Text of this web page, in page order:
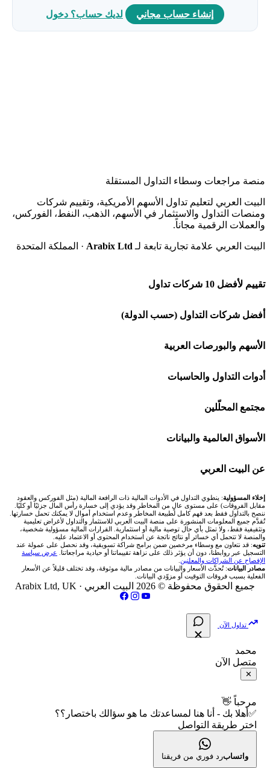
إنشاء حساب مجاني لديك حساب؟ دخول
منصة مراجعات وسطاء التداول المستقلة
البيت العربي لتعليم تداول الأسهم الأمريكية، وتقييم شركات
ومنصات التداول والاستثمار في الأسهم، الذهب، النفط، الفوركس،
والعملات الرقمية مجاناً.
البيت العربي علامة تجارية تابعة لـ Arabix Ltd · المملكة المتحدة
تقييم لأفضل 10 شركات تداول
شركة Capital.com
افاتريد AvaTrade
اكسنس Exness
منصة بينانس
اكس تي بي XTB
انتراكتيف بروكرز IBKR
أفضل شركات التداول (حسب الدولة)
شركات تداول في السعودية
شركات تداول في الإمارات
شركات تداول في الكويت
شركات تداول في قطر
شركات تداول في الأردن
شركات تداول في العراق
شركات تداول في فلسطين
الأسهم والبورصات العربية
🌍 كل البورصات العربية
🇸🇦 السوق السعودية
🇦🇪 أسواق الإمارات
🇪🇬 البورصة المصرية
🇶🇦 بورصة قطر
🇯🇴 بورصة عمّان
🇧🇭 بورصة البحرين
فلتر الأسهم الشرعي
📋 جميع الأسهم
🕌 الأسهم الحلال
👨‍🏫 العلماء والهيئات الشرعية
أدوات التداول والحاسبات
🕌 حاسبة الزكاة
💱 محول العملات
🧮 حاسبة حجم اللوت
📊 حاسبة قيمة النقطة
💰 حاسبة ربح الفوركس
📌 حاسبة النقاط المحورية
📏 حاسبة حجم المركز
📈 حاسبة عائد التداول
📊 حاسبة الربح التراكمي
🧮 حاسبة متوسط سعر السهم
📅 التقويم الاقتصادي
🕐 أوقات عمل السوق
مجتمع المحلّلين
🧱 حائط المجتمع
🏆 لوحة المحلّلين
✍️ اكتب تحليلك
الأسواق العالمية والبيانات
🌐 المؤشرات العالمية
🥇 سعر الذهب اليوم
🥇 أسعار الذهب والمعادن
💱 أسعار العملات والفوركس
💵 سعر الريال السعودي في مصر
📅 المؤشرات الاقتصادية
عن البيت العربي
من نحن
تواصل معنا
فريق المؤلفين
مقالات تعليمية
سياسة تقييم الشركات
الإبلاغ عن شركة نصابة
شروط الاستخدام
سياسة الخصوصية
إخلاء المسؤولية: ينطوي التداول في الأدوات المالية ذات الرافعة المالية (مثل الفوركس والعقود
مقابل الفروقات) على مستوى عالٍ من المخاطر وقد يؤدي إلى خسارة رأس المال جزئيًا أو كليًا.
ننصح بالتداول فقط بعد فهم كامل لطبيعة المخاطر وعدم استخدام أموال لا يمكنك تحمل خسارتها.
تُقدَّم جميع المعلومات المنشورة على منصة البيت العربي للاستثمار والتداول لأغراض تعليمية
وتثقيفية فقط، ولا تمثل بأي حال توصية مالية أو استثمارية. القرارات المالية مسؤولية شخصية،
والمنصة لا تتحمل أي خسائر أو نتائج ناتجة عن استخدام المحتوى أو الاعتماد عليه.
تنويه: قد نتعاون مع وسطاء مرخصين ضمن برامج شراكة تسويقية، وقد نحصل على عمولة عند
التسجيل عبر روابطنا، دون أن يؤثر ذلك على نزاهة تقييماتنا أو حيادية مراجعاتنا. عرض سياسة
الإفصاح عن الشراكات والمعلنين
مصادر البيانات: تُحدَّث الأسعار والبيانات من مصادر مالية موثوقة، وقد تختلف قليلاً عن الأسعار
الفعلية بسبب فروقات التوقيت أو مزوّدي البيانات.
جميع الحقوق محفوظة © 2026 البيت العربي · Arabix Ltd, UK
تداول الآن
محمد
متصل الآن
✕
مرحباً 👋
✅أهلا بك - أنا هنا لمساعدتك ما هو سؤالك باختصار؟؟
اختر طريقة التواصل
واتسابرد فوري من فريقنا